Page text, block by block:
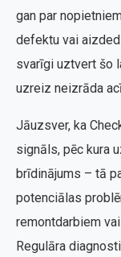
gan par
defektu vai
svarīgi uztvert šo
uzreiz neizrāda
Jāuzsver, ka
signāls, pēc kura
brīdinājums – tā
potenciālas
remontdarbiem
Regulāra